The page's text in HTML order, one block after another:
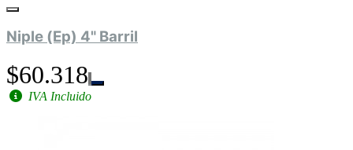
Niple (Ep) 4" Barril
$60.318
IVA Incluido